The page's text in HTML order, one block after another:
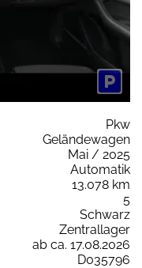
Pkw
Geländewagen
Mai / 2025
Automatik
13.078 km
5
Schwarz
Zentrallager
ab ca. 17.08.2026
D035796